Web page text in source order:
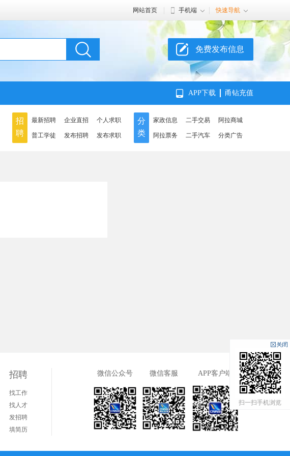
网站首页 手机端 快速导航
免费发布信息
APP下载 甬钻充值
招
聘
最新招聘 企业直招 个人求职
普工学徒 发布招聘 发布求职
分
类
家政信息 二手交易 阿拉商城
阿拉票务 二手汽车 分类广告
扫一扫手机浏览
招聘
找工作
找人才
发招聘
填简历
微信公众号 微信客服 APP客户端